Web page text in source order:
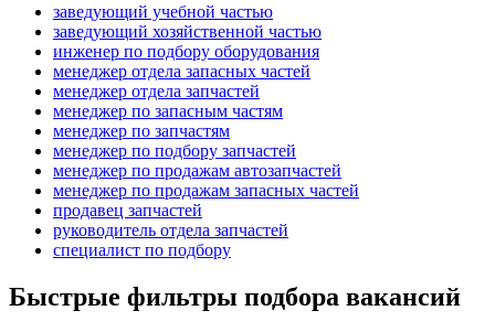
заведующий учебной частью
заведующий хозяйственной частью
инженер по подбору оборудования
менеджер отдела запасных частей
менеджер отдела запчастей
менеджер по запасным частям
менеджер по запчастям
менеджер по подбору запчастей
менеджер по продажам автозапчастей
менеджер по продажам запасных частей
продавец запчастей
руководитель отдела запчастей
специалист по подбору
Быстрые фильтры подбора вакансий